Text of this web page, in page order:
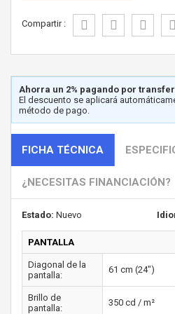
Compartir :
Ahorra un 2% pagando por
El descuento se aplicará
método de pago.
FICHA TÉCNICA
¿NECESITAS FINANCIACIÓN?
Estado: Nuevo
PANTALLA
Diagonal de la
pantalla:
61 cm (24")
Brillo de
pantalla:
350 cd / m²